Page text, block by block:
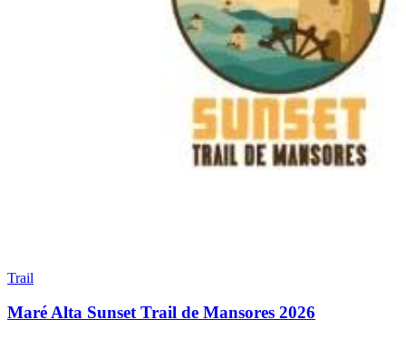
Trail
Maré Alta Sunset Trail de Mansores 2026